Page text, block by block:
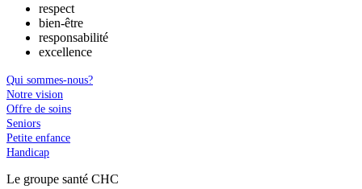
respect
bien-être
responsabilité
excellence
Qui sommes-nous?
Notre vision
Offre de soins
Seniors
Petite enfance
Handicap
Le groupe santé CHC